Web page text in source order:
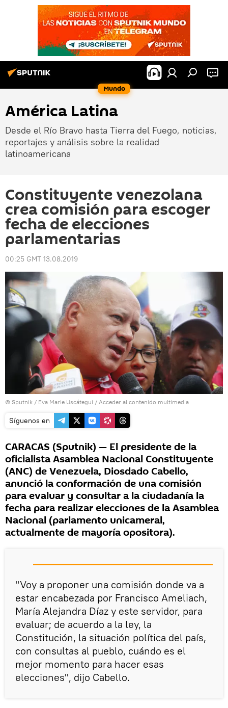
Mundo
América Latina
Desde el Río Bravo hasta Tierra del Fuego, noticias,
reportajes y análisis sobre la realidad
latinoamericana
Constituyente venezolana
crea comisión para escoger
fecha de elecciones
parlamentarias
00:25 GMT 13.08.2019
© Sputnik / Eva Marie Uscátegui / Acceder al contenido multimedia
Síguenos en
CARACAS (Sputnik) — El presidente de la
oficialista Asamblea Nacional Constituyente
(ANC) de Venezuela, Diosdado Cabello,
anunció la conformación de una comisión
para evaluar y consultar a la ciudadanía la
fecha para realizar elecciones de la Asamblea
Nacional (parlamento unicameral,
actualmente de mayoría opositora).
"Voy a proponer una comisión donde va a
estar encabezada por Francisco Ameliach,
María Alejandra Díaz y este servidor, para
evaluar; de acuerdo a la ley, la
Constitución, la situación política del país,
con consultas al pueblo, cuándo es el
mejor momento para hacer esas
elecciones", dijo Cabello.